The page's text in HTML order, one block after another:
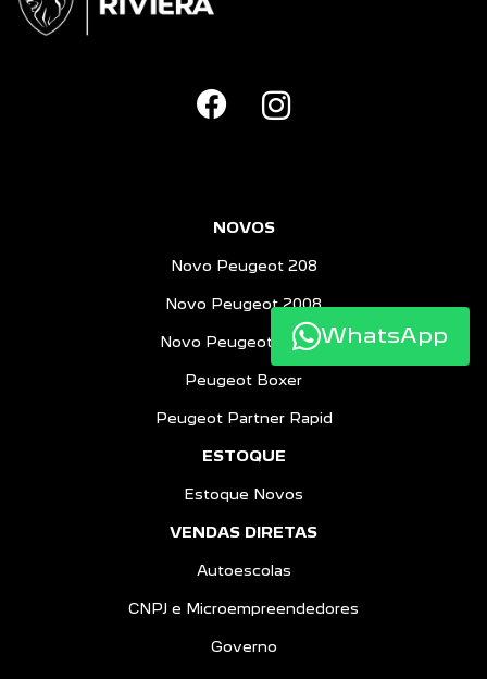
NOVOS
Novo Peugeot 208
Novo Peugeot 2008
Novo Peugeot Expert
Peugeot Boxer
Peugeot Partner Rapid
ESTOQUE
Estoque Novos
VENDAS DIRETAS
Autoescolas
CNPJ e Microempreendedores
Governo
WhatsApp